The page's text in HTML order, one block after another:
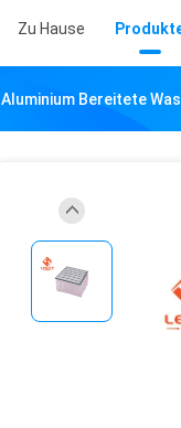
Zu Hause
Aluminium Bereitete